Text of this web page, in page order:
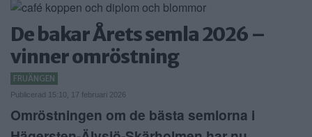
KALENDER
KONTAKT
SAMARBETEN
ANNONSERA
De bakar Årets semla 2026 –
vinner omröstning
FRUÄNGEN
Publicerad 15:10, 17 februari 2026
Omröstningen om de bästa semlorna i